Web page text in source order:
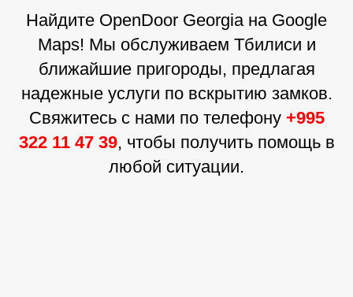
Найдите OpenDoor Georgia на Google
Maps! Мы обслуживаем Тбилиси и
ближайшие пригороды, предлагая
надежные услуги по вскрытию замков.
Свяжитесь с нами по телефону +995
322 11 47 39, чтобы получить помощь в
любой ситуации.